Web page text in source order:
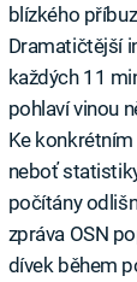
blízkého
Dramatičtější
každých 11
pohlaví vinou
Ke
neboť
počítány
zpráva OSN
dívek během